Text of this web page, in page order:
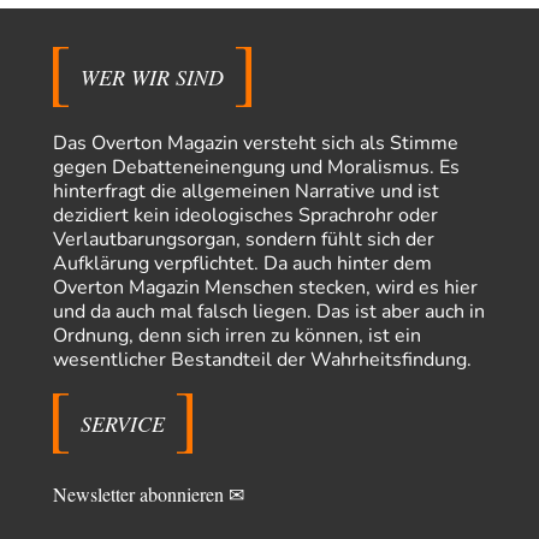
Masseninvasion von Ceuta: Ein organisierter Angriff 3
Zehntausende dackeln…
Adel verpflichtetvor 11 Stunden zu:
Vielen Dank, hatte ich nicht auf dem Schirm, weil ich ihn nicht mehr
lese. Beweist…
garnovor 13 Stunden zu:
Absurde Debatte um Ceuta-„Invasion“ durch Marokko
vertieft EU-Spaltung
Gratuliere, du hast erkannt wer hier der Bösewicht ist. Dann kann es ja
gar nicht…
Schattenland
vor 14 Stunden zu:
Unkabarettistische Anstalten
Dem schließe ich mich 100 pro an - das deutsche politische Kabarett ist
tot (Lisa…
vor 15 Stunden zu:
Dissonanzen
Kleine Korrektur: Anders als Moshe Zuckermann schildet gab es in den
1960er und 1970er Jahren…
WER WIR SIND
Das Overton Magazin versteht sich als Stimme
gegen Debatteneinengung und Moralismus. Es
hinterfragt die allgemeinen Narrative und ist
dezidiert kein ideologisches Sprachrohr oder
Verlautbarungsorgan, sondern fühlt sich der
Aufklärung verpflichtet. Da auch hinter dem
Overton Magazin Menschen stecken, wird es hier
und da auch mal falsch liegen. Das ist aber auch in
Ordnung, denn sich irren zu können, ist ein
wesentlicher Bestandteil der Wahrheitsfindung.
SERVICE
Newsletter abonnieren ✉